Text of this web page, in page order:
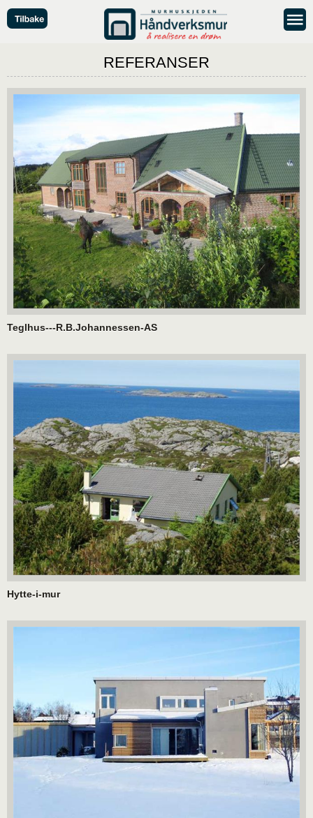
REFERANSER
Teglhus---R.B.Johannessen-AS
Hytte-i-mur